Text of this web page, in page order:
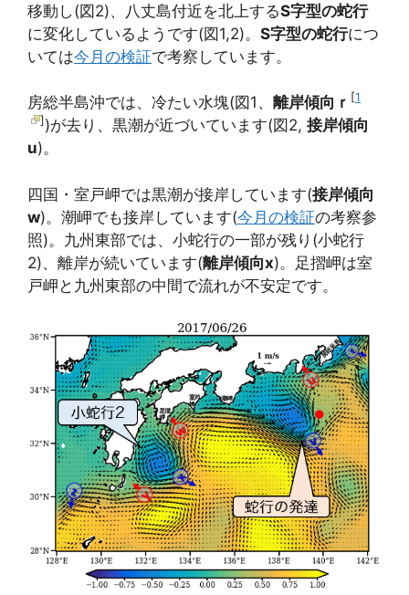
移動し(図2)、八丈島付近を北上するS字型の蛇行
に変化しているようです(図1,2)。 S字型の蛇行につ
いては今月の検証で考察しています。
房総半島沖では、冷たい水塊(図1、 離岸傾向 ｒ [1
] )が去り、黒潮が近づいています(図2, 接岸傾向
u)。
四国・室戸岬では黒潮が接岸しています(接岸傾向
w)。潮岬でも接岸しています(今月の検証の考察参
照)。九州東部では、小蛇行の一部が残り(小蛇行
2)、離岸が続いています(離岸傾向x)。足摺岬は室
戸岬と九州東部の中間で流れが不安定です。